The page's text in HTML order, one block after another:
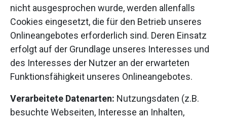
nicht ausgesprochen wurde, werden allenfalls
Cookies eingesetzt, die für den Betrieb unseres
Onlineangebotes erforderlich sind. Deren Einsatz
erfolgt auf der Grundlage unseres Interesses und
des Interesses der Nutzer an der erwarteten
Funktionsfähigkeit unseres Onlineangebotes.
Verarbeitete Datenarten: Nutzungsdaten (z.B.
besuchte Webseiten, Interesse an Inhalten,